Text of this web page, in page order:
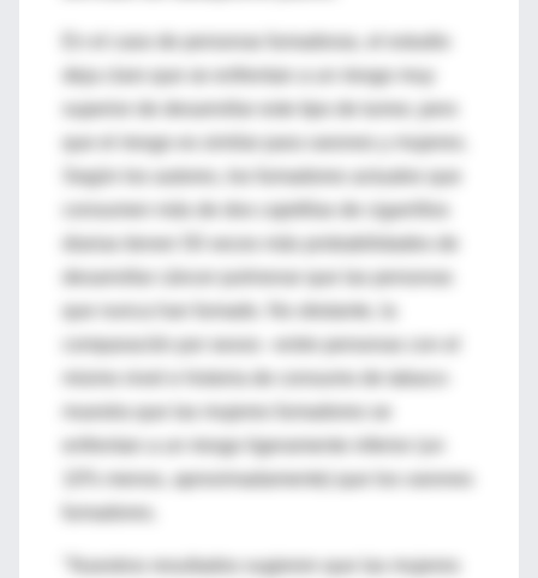
deja claro que se enfrentan a un riesgo muy
superior de desarrollar este tipo de tumor, pero
que el riesgo es similar para varones y mujeres.
Según los autores, los fumadores actuales que
consumen más de dos cajetillas de cigarrillos
enfrentan a un riesgo ligeramente inferior (un
10% menos, aproximadamente) que los varones
"Nuestros resultados sugieren que las mujeres